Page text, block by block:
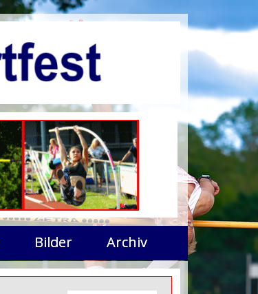
Bilder Archiv